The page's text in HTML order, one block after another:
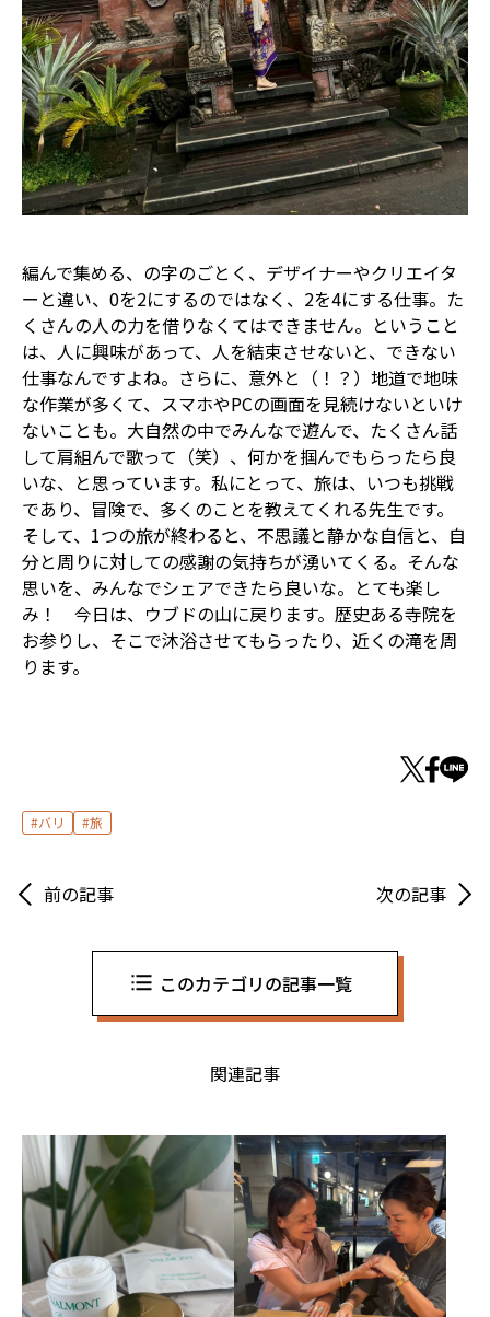
編んで集める、の字のごとく、デザイナーやクリエイタ
ーと違い、0を2にするのではなく、2を4にする仕事。た
くさんの人の力を借りなくてはできません。ということ
は、人に興味があって、人を結束させないと、できない
仕事なんですよね。さらに、意外と（！？）地道で地味
な作業が多くて、スマホやPCの画面を見続けないといけ
ないことも。大自然の中でみんなで遊んで、たくさん話
して肩組んで歌って（笑）、何かを掴んでもらったら良
いな、と思っています。私にとって、旅は、いつも挑戦
であり、冒険で、多くのことを教えてくれる先生です。
そして、1つの旅が終わると、不思議と静かな自信と、自
分と周りに対しての感謝の気持ちが湧いてくる。そんな
思いを、みんなでシェアできたら良いな。とても楽し
み！ 今日は、ウブドの山に戻ります。歴史ある寺院を
お参りし、そこで沐浴させてもらったり、近くの滝を周
ります。
バリ 旅
前の記事 次の記事
このカテゴリの記事一覧
関連記事